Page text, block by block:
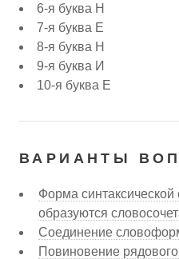
6-я буква Н
7-я буква Е
8-я буква Н
9-я буква И
10-я буква Е
ВАРИАНТЫ
Форма синтаксической
образуются
Соединение
Повиновение